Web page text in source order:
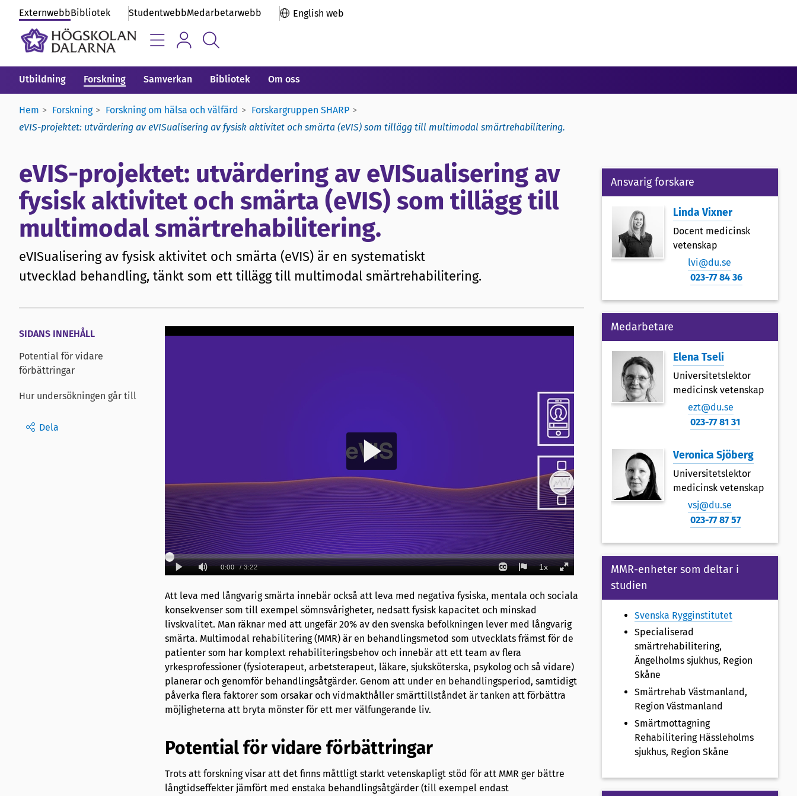
ExternwebbBibliotek StudentwebbMedarbetarwebb English web
Utbildning Forskning Samverkan Bibliotek Om oss
Hem Forskning Forskning om hälsa och välfärd
Forskargruppen SHARP
eVIS-projektet: utvärdering av eVISualisering av fysisk aktivitet och smärta (eVIS) som tillägg till multimodal smärtrehabilitering.
eVIS-projektet: utvärdering av eVISualisering av
fysisk aktivitet och smärta (eVIS) som tillägg till
multimodal smärtrehabilitering.
eVISualisering av fysisk aktivitet och smärta (eVIS) är en systematiskt
utvecklad behandling, tänkt som ett tillägg till multimodal smärtrehabilitering.
SIDANS INNEHÅLL
Potential för vidare
förbättringar
Hur undersökningen går till
Dela
Att leva med långvarig smärta innebär också att leva med negativa fysiska, mentala och sociala
konsekvenser som till exempel sömnsvårigheter, nedsatt fysisk kapacitet och minskad
livskvalitet. Man räknar med att ungefär 20% av den svenska befolkningen lever med långvarig
smärta. Multimodal rehabilitering (MMR) är en behandlingsmetod som utvecklats främst för de
patienter som har komplext rehabiliteringsbehov och innebär att ett team av flera
yrkesprofessioner (fysioterapeut, arbetsterapeut, läkare, sjuksköterska, psykolog och så vidare)
planerar och genomför behandlingsåtgärder. Genom att under en behandlingsperiod, samtidigt
påverka flera faktorer som orsakar och vidmakthåller smärttillståndet är tanken att förbättra
möjligheterna att bryta mönster för ett mer välfungerande liv.
Potential för vidare förbättringar
Trots att forskning visar att det finns måttligt starkt vetenskapligt stöd för att MMR ger bättre
långtidseffekter jämfört med enstaka behandlingsåtgärder (till exempel endast
Ansvarig forskare
Linda Vixner
Docent medicinsk
vetenskap
lvi@du.se
023-77 84 36
Medarbetare
Elena Tseli
Universitetslektor
medicinsk vetenskap
ezt@du.se
023-77 81 31
Veronica Sjöberg
Universitetslektor
medicinsk vetenskap
vsj@du.se
023-77 87 57
MMR-enheter som deltar i
studien
Svenska Rygginstitutet
Specialiserad
smärtrehabilitering,
Ängelholms sjukhus, Region
Skåne
Smärtrehab Västmanland,
Region Västmanland
Smärtmottagning
Rehabilitering Hässleholms
sjukhus, Region Skåne